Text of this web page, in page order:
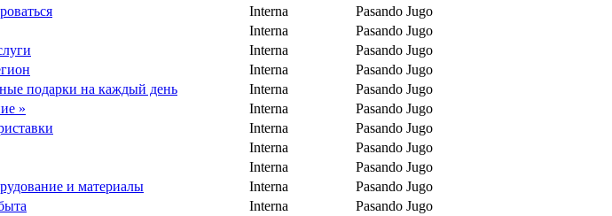
Interna
Pasando Jugo
Interna
Pasando Jugo
Interna
Pasando Jugo
Interna
Pasando Jugo
подарки на каждый день
Interna
Pasando Jugo
»
Interna
Pasando Jugo
Interna
Pasando Jugo
Interna
Pasando Jugo
Interna
Pasando Jugo
и материалы
Interna
Pasando Jugo
Interna
Pasando Jugo